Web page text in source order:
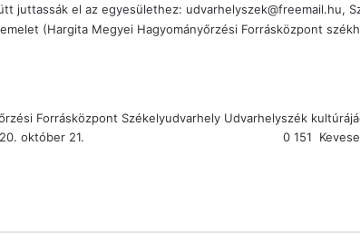
juttassák el az egyesülethez: udvarhelyszek@freemail.hu,
(Hargita Megyei Hagyományőrzési Forrásközpont
Forrásközpont Székelyudvarhely Udvarhelyszék
október 21. 0 151